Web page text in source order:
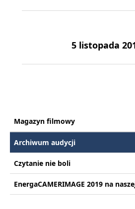
5 listopada
Magazyn filmowy
Archiwum audycji
Czytanie nie boli
EnergaCAMERIMAGE 2019 na